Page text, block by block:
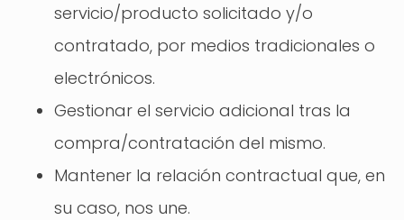
servicio/producto solicitado y/o
contratado, por medios tradicionales o
electrónicos.
Gestionar el servicio adicional tras la
compra/contratación del mismo.
Mantener la relación contractual que, en
su caso, nos une.